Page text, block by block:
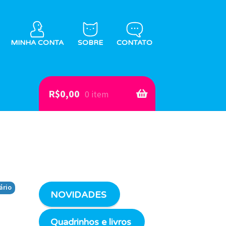
MINHA CONTA SOBRE CONTATO
R$0,00 0 item
NOVIDADES
Quadrinhos e livros